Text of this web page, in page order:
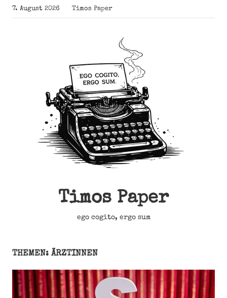
Zum
Inhalt
7. August 2026 Timos Paper
Timos Paper
ego cogito, ergo sum
THEMEN: ÄRZTINNEN